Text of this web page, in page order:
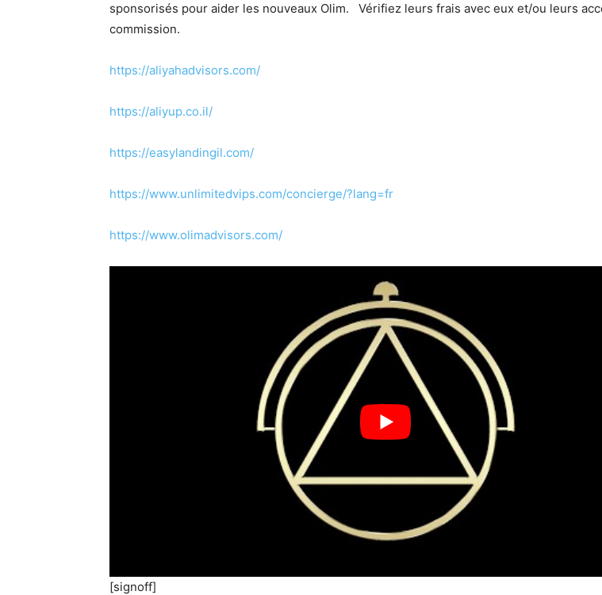
sponsorisés pour aider les nouveaux Olim. Vérifiez leurs frais avec eux et/ou leurs
commission.
https://aliyahadvisors.com/
https://aliyup.co.il/
https://easylandingil.com/
https://www.unlimitedvips.com/concierge/?lang=fr
https://www.olimadvisors.com/
[signoff]